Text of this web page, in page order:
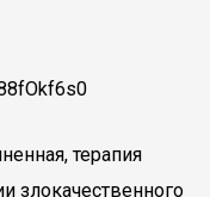
терапия
злокачественного